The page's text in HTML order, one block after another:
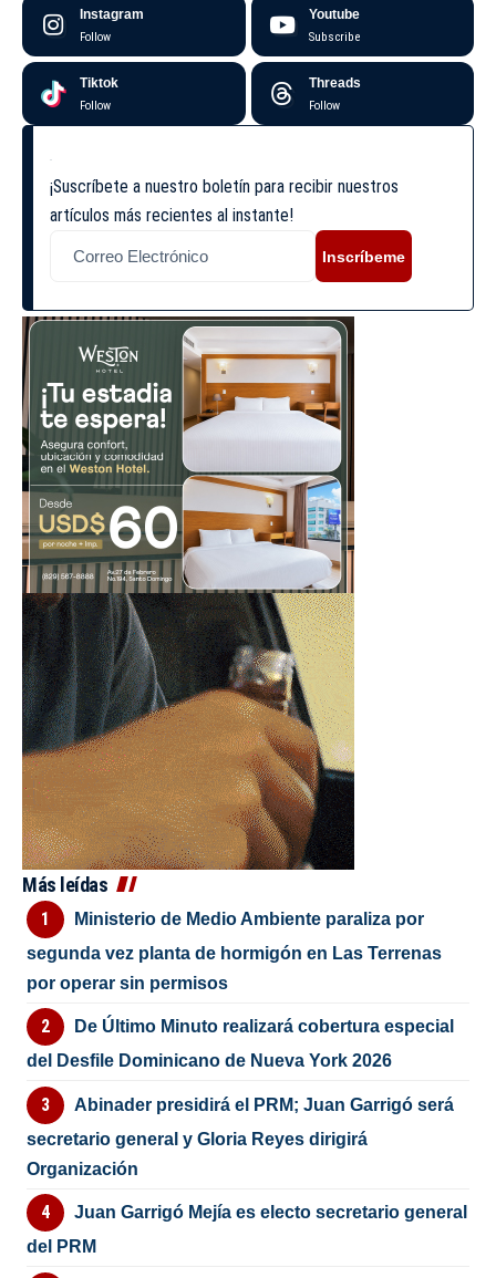
Instagram
Follow
Youtube
Subscribe
Tiktok
Follow
Threads
Follow
¡Suscríbete a nuestro boletín para recibir nuestros
artículos más recientes al instante!
Inscríbeme
Más leídas
Ministerio de Medio Ambiente paraliza por
segunda vez planta de hormigón en Las Terrenas
por operar sin permisos
De Último Minuto realizará cobertura especial
del Desfile Dominicano de Nueva York 2026
Abinader presidirá el PRM; Juan Garrigó será
secretario general y Gloria Reyes dirigirá
Organización
Juan Garrigó Mejía es electo secretario general
del PRM